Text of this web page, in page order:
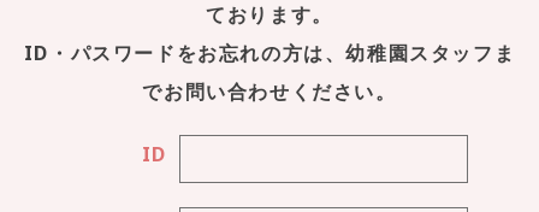
ております。
ID・パスワードをお忘れの方は、幼稚園スタッフま
でお問い合わせください。
ID